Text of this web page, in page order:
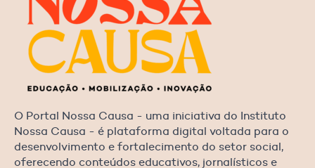
O Portal Nossa Causa - uma iniciativa do Instituto
Nossa Causa - é plataforma digital voltada para o
desenvolvimento e fortalecimento do setor social,
oferecendo conteúdos educativos, jornalísticos e